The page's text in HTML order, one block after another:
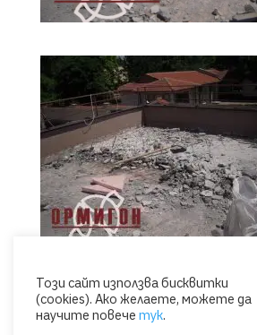
Този сайт използва бисквитки
(cookies). Ако желаете, можете да
научите повече тук.